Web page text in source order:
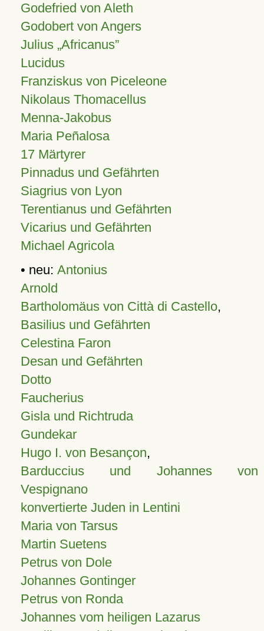
Godefried von Aleth
Godobert von Angers
Julius Africanus
Lucidus
Franziskus von Piceleone
Nikolaus Thomacellus
Menna-Jakobus
Maria Peñalosa
17 Märtyrer
Pinnadus und Gefährten
Siagrius von Lyon
Terentianus und Gefährten
Vicarius und Gefährten
Michael Agricola
• neu: Antonius
Arnold
Bartholomäus von Città di Castello,
Basilius und Gefährten
Celestina Faron
Desan und Gefährten
Dotto
Faucherius
Gisla und Richtruda
Gundekar
Hugo I. von Besançon,
Barduccius und Johannes von
Vespignano
konvertierte Juden in Lentini
Maria von Tarsus
Martin Suetens
Petrus von Dole
Johannes Gontinger
Petrus von Ronda
Johannes vom heiligen Lazarus